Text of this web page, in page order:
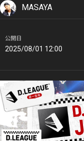
MASAYA
公開日
2025/08/01 12:00